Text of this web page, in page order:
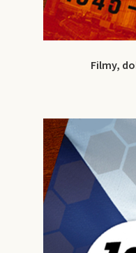
Filmy,